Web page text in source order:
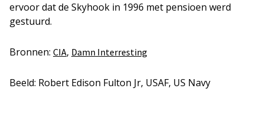
ervoor dat de Skyhook in 1996 met pensioen werd
gestuurd.
Bronnen: CIA, Damn Interresting
Beeld: Robert Edison Fulton Jr, USAF, US Navy